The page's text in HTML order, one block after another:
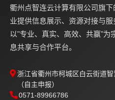
衢州点智连云计算有限公司旗
业提供信息展示、资源对接与
以"专业、真实、高效、共赢"为
息共享与合作平台。
浙江省衢州市柯城区白云街道
（自主申报）
0571-89966786